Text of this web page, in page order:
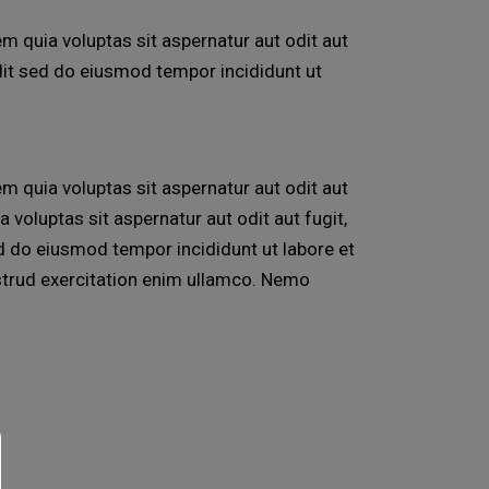
quia voluptas sit aspernatur aut odit aut
sed do eiusmod tempor incididunt ut
quia voluptas sit aspernatur aut odit aut
voluptas sit aspernatur aut odit aut fugit,
do eiusmod tempor incididunt ut labore et
exercitation enim ullamco. Nemo